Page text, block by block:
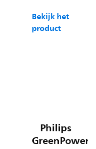
Bekijk het
product
Philips
GreenPower